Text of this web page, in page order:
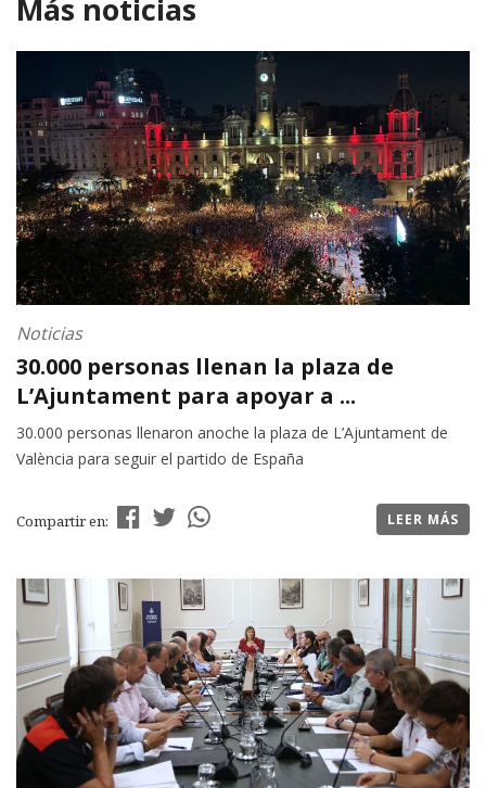
Más noticias
Noticias
30.000 personas llenan la plaza de
L’Ajuntament para apoyar a ...
30.000 personas llenaron anoche la plaza de L’Ajuntament de
València para seguir el partido de España
Compartir en: LEER MÁS